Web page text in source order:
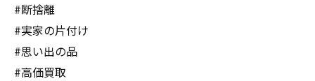
#断捨離
#実家の片付け
#思い出の品
#高価買取